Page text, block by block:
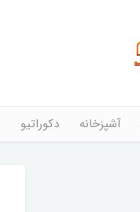
آشپزخانه دکوراتیو